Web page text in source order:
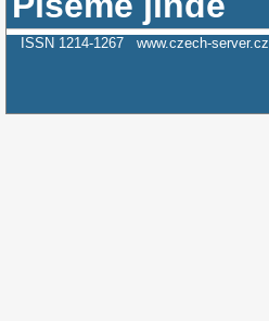
ISSN 1214-1267 www.czech-server.cz